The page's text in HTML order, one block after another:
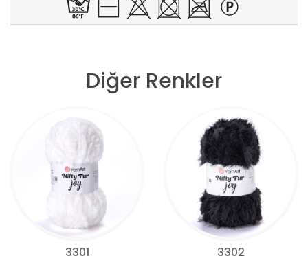
Diğer Renkler
3301 3302